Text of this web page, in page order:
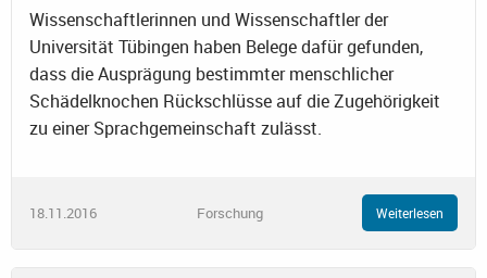
Wissenschaftlerinnen und Wissenschaftler der
Universität Tübingen haben Belege dafür gefunden,
dass die Ausprägung bestimmter menschlicher
Schädelknochen Rückschlüsse auf die Zugehörigkeit
zu einer Sprachgemeinschaft zulässt.
18.11.2016 Forschung Weiterlesen